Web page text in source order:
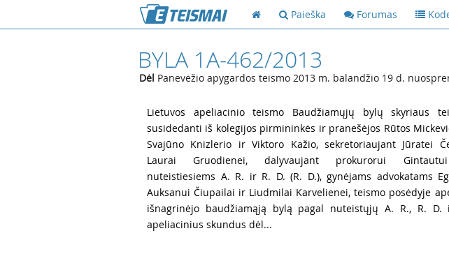
Paieška Forumas
BYLA 1A-462/2013
Dėl Panevėžio apygardos teismo 2013 m. balandžio 19 d.
Lietuvos apeliacinio teismo Baudžiamųjų bylų skyriaus
susidedanti iš kolegijos pirmininkės ir pranešėjos Rūtos
Svajūno Knizlerio ir Viktoro Kažio, sekretoriaujant Jūratei
Laurai Gruodienei, dalyvaujant prokurorui
nuteistiesiems A. R. ir R. D. (R. D.), gynėjams advokatams
Auksanui Čiupailai ir Liudmilai Karvelienei, teismo posėdyje
išnagrinėjo baudžiamąją bylą pagal nuteistųjų A. R., R. D.
apeliacinius skundus dėl...